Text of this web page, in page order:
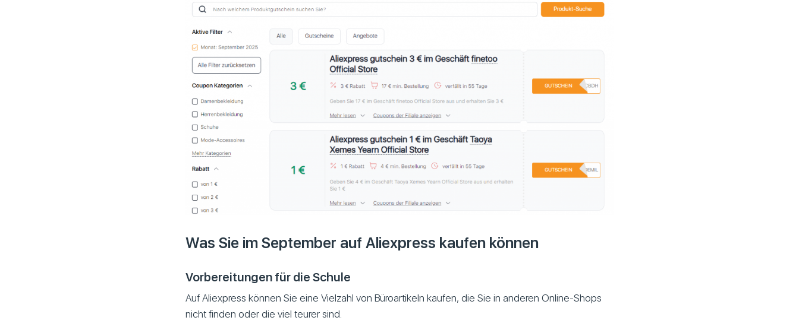
Was Sie im September auf Aliexpress kaufen können
Vorbereitungen für die Schule
Auf Aliexpress können Sie eine Vielzahl von Büroartikeln kaufen, die Sie in anderen Online-Shops
nicht finden oder die viel teurer sind.